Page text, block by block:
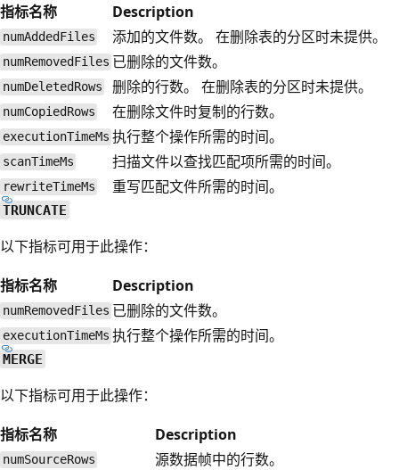
指标名称
Description
numAddedFiles 添加的文件数。 在删除表的分区时未提供。
numRemovedFiles 已删除的文件数。
numDeletedRows 删除的行数。 在删除表的分区时未提供。
numCopiedRows 在删除文件时复制的行数。
executionTimeMs 执行整个操作所需的时间。
scanTimeMs 扫描文件以查找匹配项所需的时间。
rewriteTimeMs 重写匹配文件所需的时间。
TRUNCATE
以下指标可用于此操作：
指标名称
Description
numRemovedFiles 已删除的文件数。
executionTimeMs 执行整个操作所需的时间。
MERGE
以下指标可用于此操作：
指标名称
Description
numSourceRows 源数据帧中的行数。